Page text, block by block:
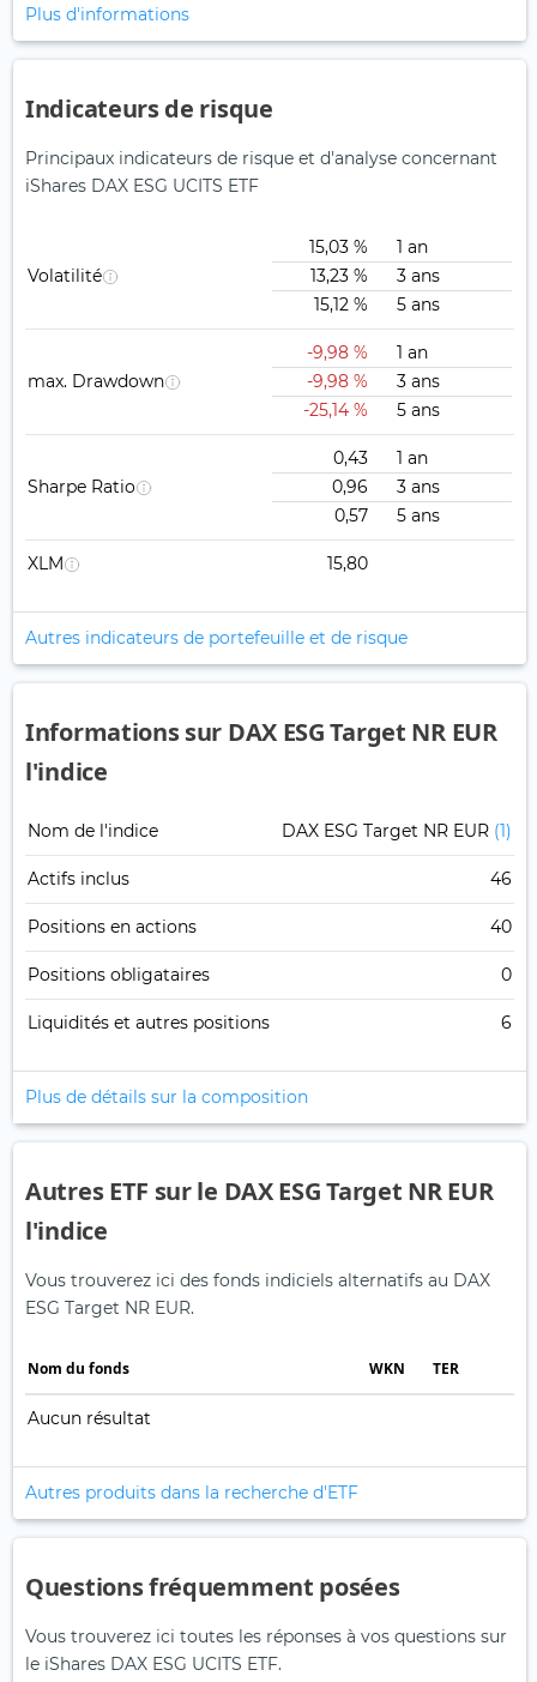
Plus d'informations
Indicateurs de risque
Principaux indicateurs de risque et d'analyse concernant
iShares DAX ESG UCITS ETF
Volatilité
15,03 %
1 an
13,23 %
3 ans
15,12 %
5 ans
max. Drawdown
-9,98 %
1 an
-9,98 %
3 ans
-25,14 %
5 ans
Sharpe Ratio
0,43
1 an
0,96
3 ans
0,57
5 ans
XLM 15,80
Autres indicateurs de portefeuille et de risque
Informations sur DAX ESG Target NR EUR
l'indice
Nom de l'indice DAX ESG Target NR EUR (1)
Actifs inclus 46
Positions en actions 40
Positions obligataires 0
Liquidités et autres positions 6
Plus de détails sur la composition
Autres ETF sur le DAX ESG Target NR EUR
l'indice
Vous trouverez ici des fonds indiciels alternatifs au DAX
ESG Target NR EUR.
Nom du fonds WKN TER
Aucun résultat
Autres produits dans la recherche d'ETF
Questions fréquemment posées
Vous trouverez ici toutes les réponses à vos questions sur
le iShares DAX ESG UCITS ETF.